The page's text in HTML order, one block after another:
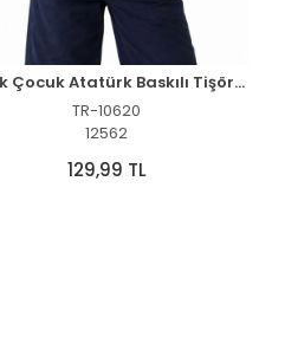
Erkek Çocuk Atatürk Baskılı Tişört Kısa Kollu Bisiklet Yaka T-Shirt - Kırmızı
TR-10620
12562
129,99 TL